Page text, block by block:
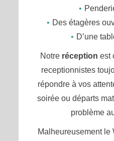
Des étagères
D’une
Notre réception est
receptionnistes
répondre à vos
soirée ou départs
problème
Malheureusement le